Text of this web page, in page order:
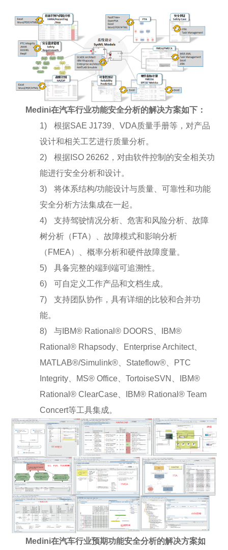
Medini在汽车行业功能安全分析的解决方案如下：
1)
根据SAE J1739、VDA质量手册等，对产品
设计和相关工艺进行质量分析。
2)
根据ISO 26262，对由软件控制的安全相关功
能进行安全分析和设计。
3)
将体系结构/功能设计与质量、可靠性和功能
安全分析方法集成在一起。
4)
支持驾驶情况分析、危害和风险分析、故障
树分析（FTA）、故障模式和影响分析
（FMEA）、概率分析和硬件故障度量。
5)
具备完整的端到端可追溯性。
6)
可自定义工作产品和文档生成。
7)
支持团队协作，具有详细的比较和合并功
能。
8)
与IBM® Rational® DOORS、IBM®
Rational® Rhapsody、Enterprise Architect、
MATLAB®/Simulink®、Stateflow®、PTC
Integrity、MS® Office、TortoiseSVN、IBM®
Rational® ClearCase、IBM® Rational® Team
Concert等工具集成。
Medini在汽车行业预期功能安全分析的解决方案如